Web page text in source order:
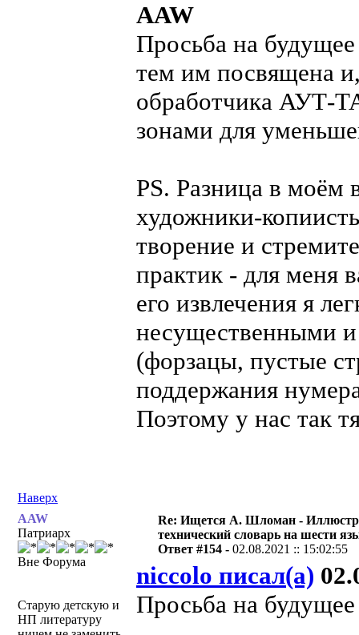
AAW
Просьба на будущее
тем им посвящена
обработчика АУТ-
зонами для
PS. Разница в моём
художники-
творение и
практик - для меня
его извлечения я
несущественными
(форзацы, пустые
поддержания
Поэтому у нас так
Наверх
AAW
Патриарх
Вне Форума
Старую детскую и
НП литературу
Re: Ищется А. Шломан -
технический словарь на шести
Ответ #154 -02.08.2021 :: 15:02:55
niccolo писал(а)
Просьба на будущее